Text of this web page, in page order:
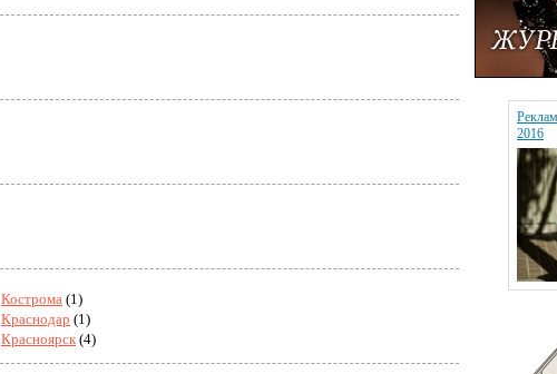
Кострома (1)
Краснодар (1)
Красноярск (4)
2016